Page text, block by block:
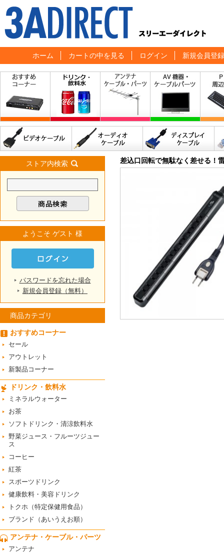
ホーム カートの中を見る ログイン 新規会員登録
ストア内検索
ようこそ ゲスト 様
パスワードを忘れた場合
新規会員登録（無料）
商品カテゴリ
おすすめコーナー
セール
アウトレット
新製品コーナー
ドリンク・飲料水
ミネラルウォーター
お茶
ソフトドリンク・清涼飲料水
野菜ジュース・フルーツジュー
ス
コーヒー
紅茶
スポーツドリンク
健康飲料・美容ドリンク
トクホ（特定保健用食品）
ブランド（あいうえお順）
アンテナ・ケーブル・パーツ
アンテナ
差込口回転で無駄なく差せる